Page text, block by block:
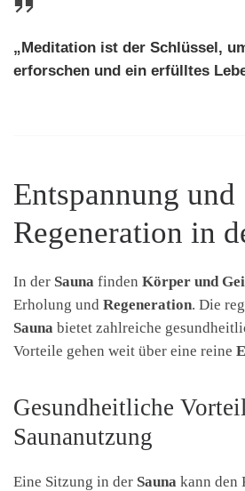
„Meditation ist der Schlüssel,
erforschen und ein erfülltes
Entspannung und
Regeneration in
In der Sauna finden Körper und
Erholung und Regeneration. Die
Sauna bietet zahlreiche
Vorteile gehen weit über eine reine
Gesundheitliche
Saunanutzung
Eine Sitzung in der Sauna kann den